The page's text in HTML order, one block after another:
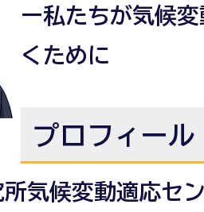
ー私たちが気候
くために
プロフィール
所気候変動適応セ